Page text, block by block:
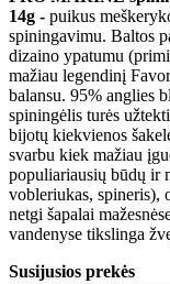
14g - puikus
spiningavimu. Baltos
dizaino ypatumu
mažiau legendinį
balansu. 95% anglies
spiningėlis turės
bijotų kiekvienos
svarbu kiek mažiau
populiariausių būdų ir
vobleriukas, spineris),
netgi šapalai
vandenyse tikslinga
Susijusios prekės